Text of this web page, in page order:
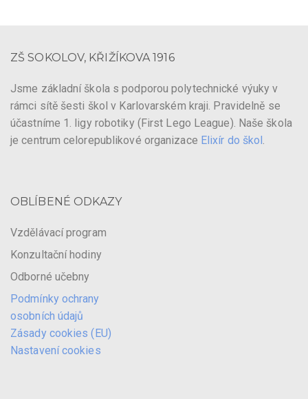
ZŠ SOKOLOV, KŘIŽÍKOVA 1916
Jsme základní škola s podporou polytechnické výuky v
rámci sítě šesti škol v Karlovarském kraji. Pravidelně se
účastníme 1. ligy robotiky (First Lego League). Naše škola
je centrum celorepublikové organizace Elixír do škol
OBLÍBENÉ ODKAZY
Vzdělávací program
Konzultační hodiny
Odborné učebny
Podmínky ochrany
osobních údajů
Zásady cookies (EU)
Nastavení cookies